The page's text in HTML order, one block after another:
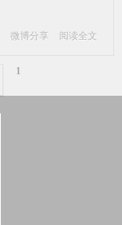
微博分享 阅读全文
1